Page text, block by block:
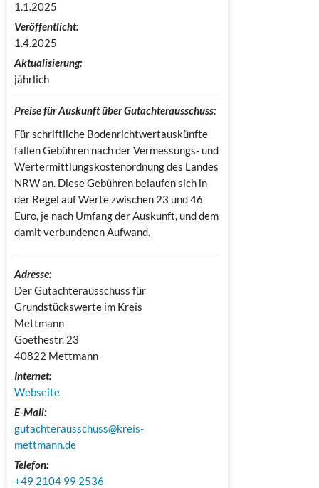
1.1.2025
Veröffentlicht:
1.4.2025
Aktualisierung:
jährlich
Preise für Auskunft über Gutachterausschuss:
Für schriftliche Bodenrichtwertauskünfte
fallen Gebühren nach der Vermessungs- und
Wertermittlungskostenordnung des Landes
NRW an. Diese Gebühren belaufen sich in
der Regel auf Werte zwischen 23 und 46
Euro, je nach Umfang der Auskunft, und dem
damit verbundenen Aufwand.
Adresse:
Der Gutachterausschuss für
Grundstückswerte im Kreis
Mettmann
Goethestr. 23
40822 Mettmann
Internet:
Webseite
E-Mail:
gutachterausschuss@kreis-
mettmann.de
Telefon:
+49 2104 99 2536